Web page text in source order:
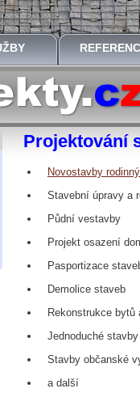
Projektování
Novostavby
Stavební úpravy a
Půdní vestavby
Projekt osazení
Pasportizace
Demolice staveb
Rekonstrukce bytů
Jednoduché stavby
Stavby občanské
a další